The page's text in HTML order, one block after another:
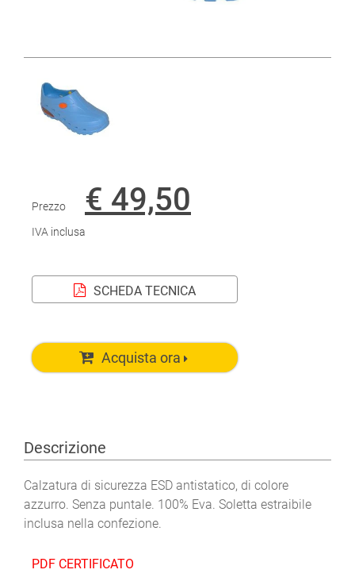
Prezzo € 49,50
IVA inclusa
SCHEDA TECNICA
Acquista ora
Descrizione
Calzatura di sicurezza ESD antistatico, di colore
azzurro. Senza puntale. 100% Eva. Soletta estraibile
inclusa nella confezione.
PDF CERTIFICATO